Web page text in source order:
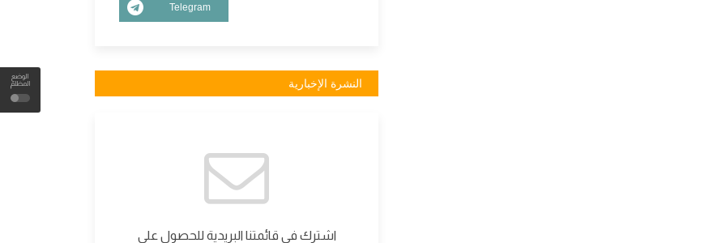
الوضع
المظلم
Telegram
النشرة الإخبارية
اشترك في قائمتنا البريدية للحصول على